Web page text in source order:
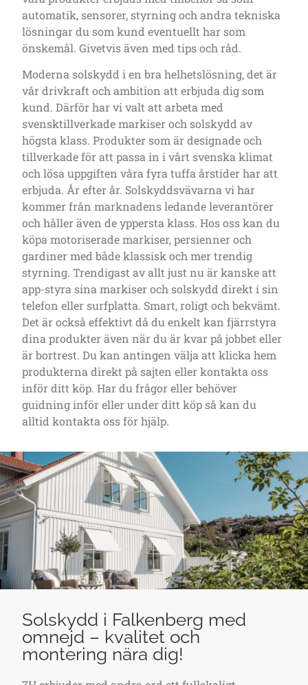
automatik, sensorer, styrning och andra tekniska
lösningar du som kund eventuellt har som
önskemål. Givetvis även med tips och råd.
Moderna solskydd i en bra helhetslösning, det är
vår drivkraft och ambition att erbjuda dig som
kund. Därför har vi valt att arbeta med
svensktillverkade markiser och solskydd av
högsta klass. Produkter som är designade och
tillverkade för att passa in i vårt svenska klimat
och lösa uppgiften våra fyra tuffa årstider har att
erbjuda. År efter år. Solskyddsvävarna vi har
kommer från marknadens ledande leverantörer
och håller även de yppersta klass. Hos oss kan du
köpa motoriserade markiser, persienner och
gardiner med både klassisk och mer trendig
styrning. Trendigast av allt just nu är kanske att
app-styra sina markiser och solskydd direkt i sin
telefon eller surfplatta. Smart, roligt och bekvämt.
Det är också effektivt då du enkelt kan fjärrstyra
dina produkter även när du är kvar på jobbet eller
är bortrest. Du kan antingen välja att klicka hem
produkterna direkt på sajten eller kontakta oss
inför ditt köp. Har du frågor eller behöver
guidning inför eller under ditt köp så kan du
alltid kontakta oss för hjälp.
Solskydd i Falkenberg med
omnejd – kvalitet och
montering nära dig!